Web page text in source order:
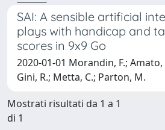
SAI: A sensible artificial
plays with handicap and
scores in 9x9 Go
2020-01-01 Morandin, F.; Amato,
Gini, R.; Metta, C.; Parton, M.
Mostrati risultati da 1 a 1
di 1